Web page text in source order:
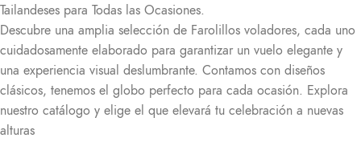
Tailandeses para Todas las Ocasiones.
Descubre una amplia selección de Farolillos voladores, cada uno
cuidadosamente elaborado para garantizar un vuelo elegante y
una experiencia visual deslumbrante. Contamos con diseños
clásicos, tenemos el globo perfecto para cada ocasión. Explora
nuestro catálogo y elige el que elevará tu celebración a nuevas
alturas